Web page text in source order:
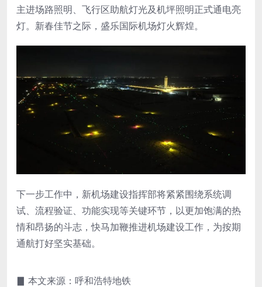
主进场路照明、飞行区助航灯光及机坪照明正式通电亮
灯。新春佳节之际，盛乐国际机场灯火辉煌。
下一步工作中，新机场建设指挥部将紧紧围绕系统调
试、流程验证、功能实现等关键环节，以更加饱满的热
情和昂扬的斗志，快马加鞭推进机场建设工作，为按期
通航打好坚实基础。
▊ 本文来源：呼和浩特地铁